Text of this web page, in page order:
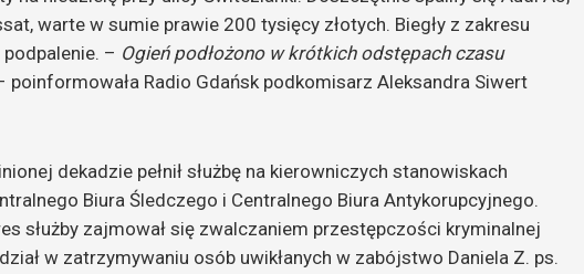
warte w sumie prawie 200 tysięcy złotych. Biegły z zakresu
podpalenie. – Ogień podłożono w krótkich odstępach czasu
poinformowała Radio Gdańsk podkomisarz Aleksandra Siwert
dekadzie pełnił służbę na kierowniczych stanowiskach
Biura Śledczego i Centralnego Biura Antykorupcyjnego.
służby zajmował się zwalczaniem przestępczości kryminalnej
w zatrzymywaniu osób uwikłanych w zabójstwo Daniela Z. ps.